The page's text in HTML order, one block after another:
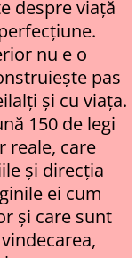
despre viață
nu e o
pas
și cu viața.
150 de legi
reale, care
și direcția
ei cum
și care sunt